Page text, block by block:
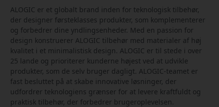
ALOGIC er et globalt brand inden for teknologisk tilbehør,
der designer førsteklasses produkter, som komplementerer
og forbedrer dine yndlingsenheder. Med en passion for
design konstruerer ALOGIC tilbehør med materialer af høj
kvalitet i et minimalistisk design. ALOGIC er til stede i over
25 lande og prioriterer kunderne højest ved at udvikle
produkter, som de selv bruger dagligt. ALOGIC-teamet er
fast besluttet på at skabe innovative løsninger, der
udfordrer teknologiens grænser for at levere kraftfuldt og
praktisk tilbehør, der forbedrer brugeroplevelsen.